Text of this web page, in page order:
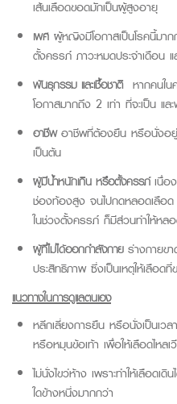
เส้นเลือดขอดมักเป็นผู้สูงอายุ
เพศ ผู้หญิงมีโอกาสเป็นโรคนี้มา
ตั้งครรภ์ ภาวะหมดประจำเดือน แ
พันธุกรรม และเชื้อชาติ หากคนใ
โอกาสมากถึง 2 เท่า ที่จะเป็น แ
อาชีพอาชีพที่ต้องยืน หรือนั่งอยู่
เป็นต้น
ผู้มีน้ำหนักเกิน หรือตั้งครรภ์เนื่อ
ช่องท้องสูง จนไปกดหลอดเลือด
ในช่วงตั้งครรภ์ ก็มีส่วนทำให้หล
ผู้ที่ไม่ได้ออกกำลังกาย ร่างกายข
ประสิทธิภาพ ซึ่งเป็นเหตุให้เลือดที่
แนวทางในการดูแลตนเอง
หลีกเลี่ยงการยืน หรือนั่งเป็นเว
หรือหมุนข้อเท้า เพื่อให้เลือดไหลเ
ไม่นั่งไขว่ห้าง เพราะทำให้เลือดเ
ใดข้างหนึ่งมากกว่า